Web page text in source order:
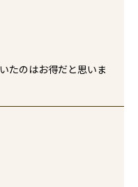
たのはお得だと思いま